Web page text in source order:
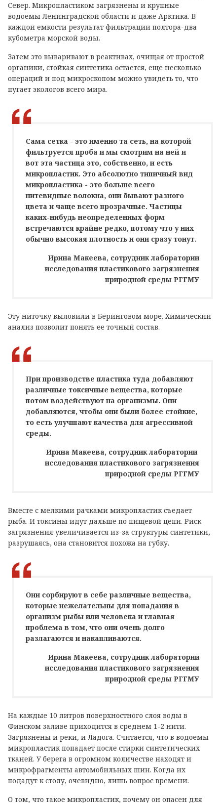
Север. Микропластиком загрязнены и крупные
водоемы Ленинградской области и даже Арктика. В
каждой емкости результат фильтрации полтора-два
кубометра морской воды.
Затем это вываривают в реактивах, очищая от простой
органики, стойкая синтетика остается, еще несколько
операций и под микроскопом можно увидеть то, что
пугает экологов всего мира.
Сама сетка - это именно та сеть, на которой
фильтруется проба и мы смотрим на ней и
вот эта частица это, собственно, и есть
микропластик. Это абсолютно типичный вид
микропластика - это больше всего
нитевидные волокна, они бывают разного
цвета и чаще всего прозрачные. Частицы
каких-нибудь неопределенных форм
встречаются крайне редко, потому что у них
обычно высокая плотность и они сразу тонут.
Ирина Макеева, сотрудник лаборатории
исследования пластикового загрязнения
природной среды РГГМУ
Эту ниточку выловили в Беринговом море. Химический
анализ позволит понять ее точный состав.
При производстве пластика туда добавляют
различные токсичные вещества, которые
потом воздействуют на организмы. Они
добавляются, чтобы они были более стойкие,
то есть улучшают качества для агрессивной
среды.
Ирина Макеева, сотрудник лаборатории
исследования пластикового загрязнения
природной среды РГГМУ
Вместе с мелкими рачками микропластик съедает
рыба. И токсины идут дальше по пищевой цепи. Риск
загрязнения увеличивается из-за структуры синтетики,
разрушаясь, она становится похожа на губку.
Они сорбируют в себе различные вещества,
которые нежелательны для попадания в
организм рыбы или человека и главная
проблема в том, что они очень долго
разлагаются и накапливаются.
Ирина Макеева, сотрудник лаборатории
исследования пластикового загрязнения
природной среды РГГМУ
На каждые 10 литров поверхностного слоя воды в
Финском заливе приходится в среднем 1-2 нити.
Загрязнены и реки, и Ладога. Считается, что в водоемы
микропластик попадает после стирки синтетических
тканей. У берега в огромном количестве находят и
микрофрагменты автомобильных шин. Когда их
подадут к столу, очевидно, лишь вопрос времени.
О том, что такое микропластик, почему он опасен для